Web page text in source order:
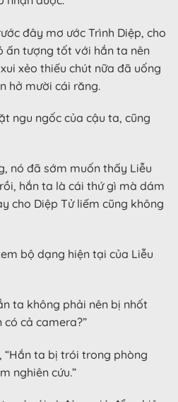
đây mơ ước Trình Diệp, cho
ấn tượng tốt với hắn ta nên
xẻo thiếu chút nữa đã uống
hở mười cái răng.
ngu ngốc của cậu ta, cũng
nó đã sớm muốn thấy Liễu
hắn ta là cái thứ gì mà dám
cho Diệp Tử liếm cũng không
bộ dạng hiện tại của Liễu
ta không phải nên bị nhốt
cả camera?”
“Hắn ta bị trói trong phòng
nghiên cứu.”